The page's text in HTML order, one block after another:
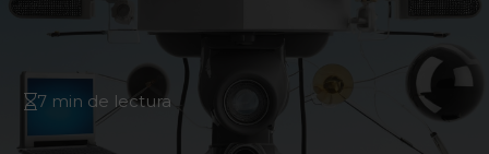
7 min de lectura